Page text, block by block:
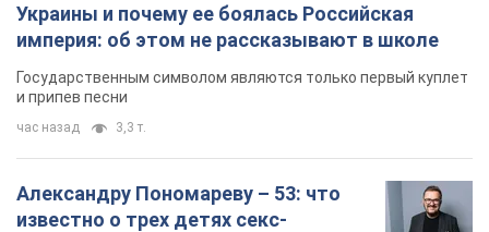
Украины и почему ее боялась Российская
империя: об этом не рассказывают в школе
Государственным символом являются только первый куплет
и припев песни
час назад 3,3 т.
Александру Пономареву – 53: что
известно о трех детях секс-